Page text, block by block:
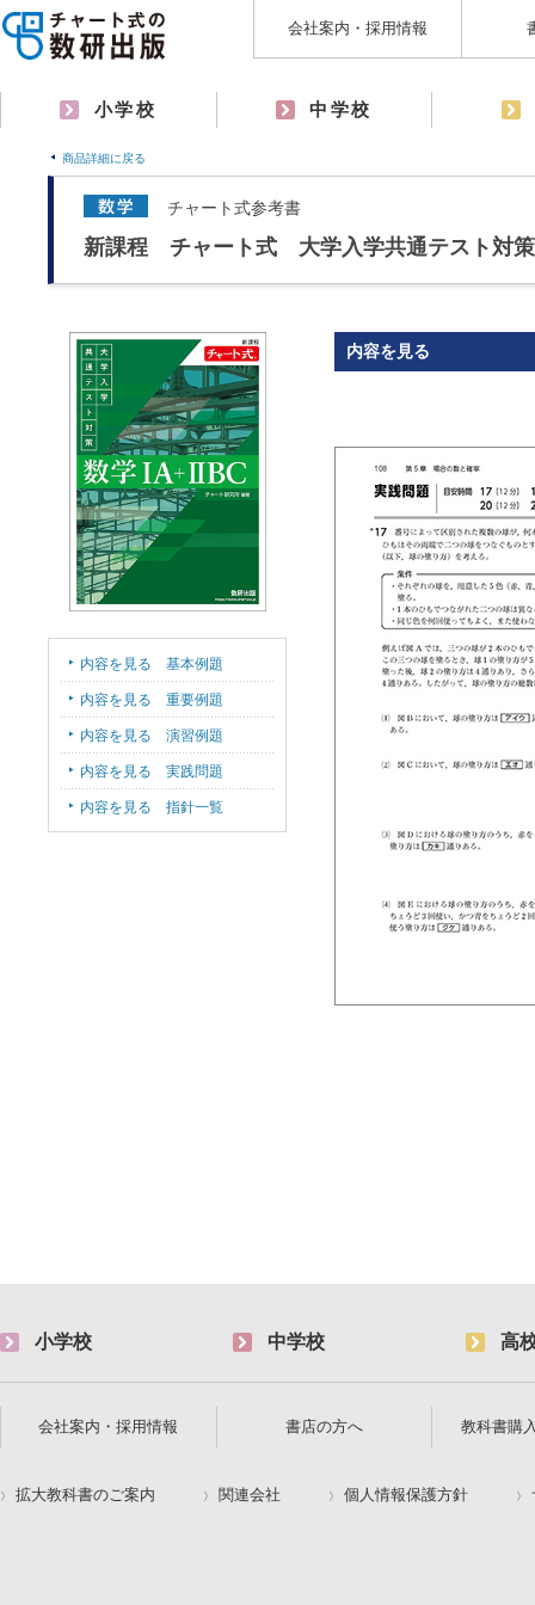
会社案内・採用情報
小学校 中学校
商品詳細に戻る
チャート式参考書
新課程 チャート式 大学入学共通テスト対
内容を見る
内容を見る 基本例題
内容を見る 重要例題
内容を見る 演習例題
内容を見る 実践問題
内容を見る 指針一覧
小学校 中学校 高
会社案内・採用情報 書店の方へ 教科書購
拡大教科書のご案内 関連会社 個人情報保護方針